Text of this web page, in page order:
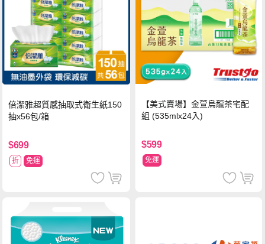
倍潔雅超質感抽取式衛生紙150
抽x56包/箱
$699
折 免運
【美式賣場】金萱烏龍茶宅配
組 (535mlx24入)
$599
免運